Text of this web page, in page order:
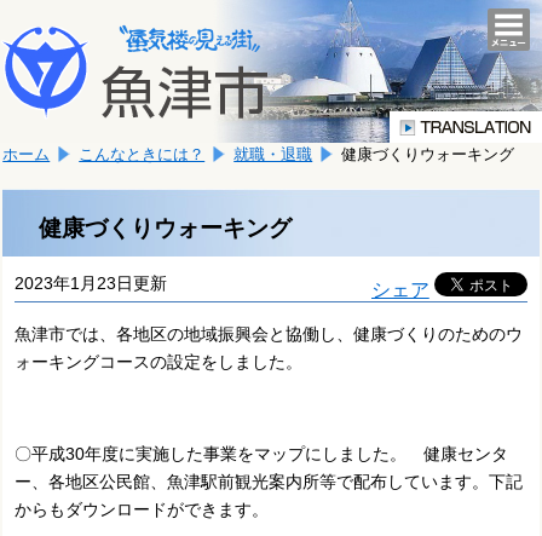
文
へ
移
ま
す。
こ
か
文
ホーム こんなときには？ 就職・退職 健康づくりウォーキング
健康づくりウォーキング
シェア
2023年1月23日更新
魚津市では、各地区の地域振興会と協働し、健康づくりのためのウ
ォーキングコースの設定をしました。
〇平成30年度に実施した事業をマップにしました。 健康センタ
ー、各地区公民館、魚津駅前観光案内所等で配布しています。下記
からもダウンロードができます。